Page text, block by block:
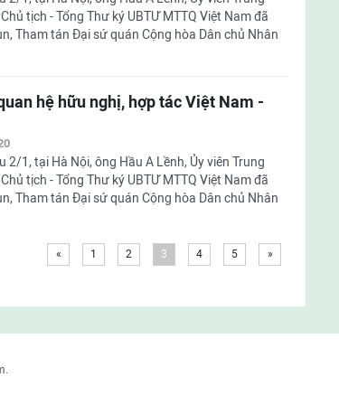
tịch - Tổng Thư ký UBTƯ MTTQ Việt Nam đã
Tham tán Đại sứ quán Cộng hòa Dân chủ Nhân
hệ hữu nghị, hợp tác Việt Nam -
2/1, tại Hà Nội, ông Hầu A Lềnh, Ủy viên Trung
tịch - Tổng Thư ký UBTƯ MTTQ Việt Nam đã
Tham tán Đại sứ quán Cộng hòa Dân chủ Nhân
« 1 2 3 4 5 »